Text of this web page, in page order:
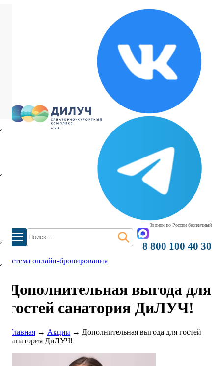
Найти:
Звонок по России бесплатный
8 800 100 40 30
система онлайн-бронирования
Дополнительная выгода для
гостей санатория ДиЛУЧ!
Главная → Акции → Дополнительная выгода для гостей
санатория ДиЛУЧ!